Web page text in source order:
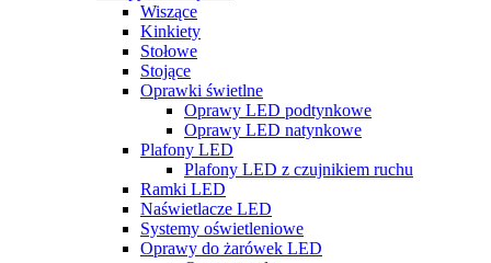
Wiszące
Kinkiety
Stołowe
Stojące
Oprawki świetlne
Oprawy LED podtynkowe
Oprawy LED natynkowe
Plafony LED
Plafony LED z czujnikiem ruchu
Ramki LED
Naświetlacze LED
Systemy oświetleniowe
Oprawy do żarówek LED